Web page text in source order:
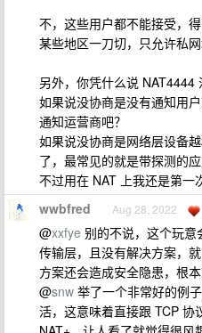
不，这些用户都不能接受，
某些地区一刀切，只允许私
另外，你凭什么说 NAT4444
如果说没协商是没有通知用
通知运营商吧？
如果说没协商是网络层设备
了，最常见的就是带探测的
不过用在 NAT 上我还是第一
wwbfred Aug 28, 2022
@xxfye 别的不说，这个玩意
传输层，且没有解决方案，
方案还会造成安全隐患，根
@snw 举了一个非常好的例
活，这意味着直接跟 TCP 协